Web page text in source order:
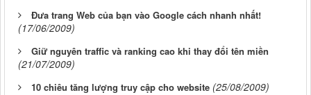
Đưa trang Web của bạn vào Google cách nhanh nhất!
(17/06/2009)
Giữ nguyên traffic và ranking cao khi thay đổi tên miền
(21/07/2009)
10 chiêu tăng lượng truy cập cho website (25/08/2009)